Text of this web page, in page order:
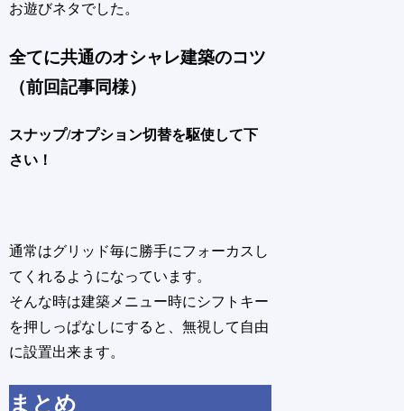
お遊びネタでした。
全てに共通のオシャレ建築のコツ
（前回記事同様）
スナップ/オプション切替を駆使して下
さい！
通常はグリッド毎に勝手にフォーカスし
てくれるようになっています。
そんな時は建築メニュー時にシフトキー
を押しっぱなしにすると、無視して自由
に設置出来ます。
まとめ